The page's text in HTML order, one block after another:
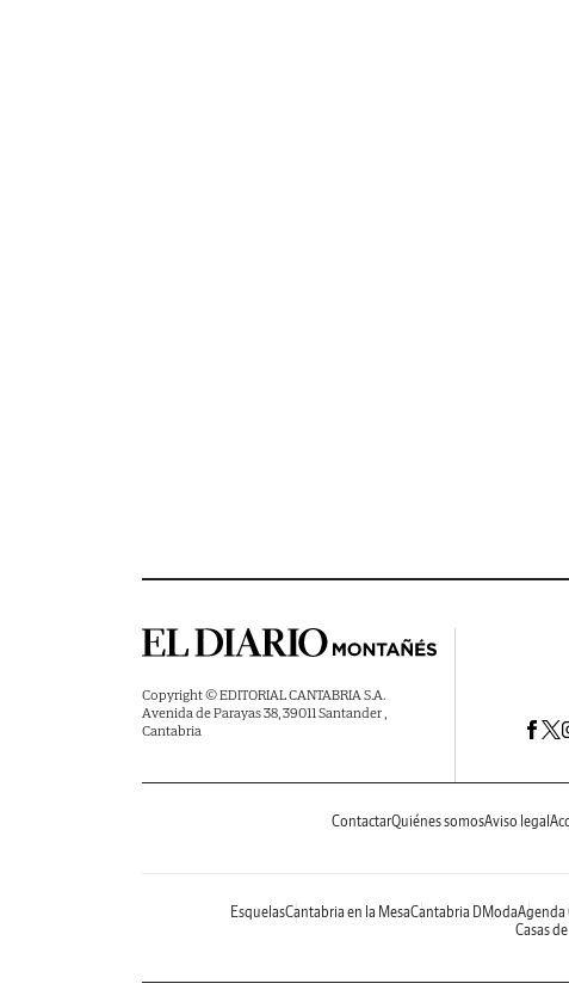
Copyright © EDITORIAL CANTABRIA S.A.
Avenida de Parayas 38, 39011 Santander ,
Cantabria
ContactarQuiénes somosAviso legal
EsquelasCantabria en la MesaCantabria DModaAgenda
Casas